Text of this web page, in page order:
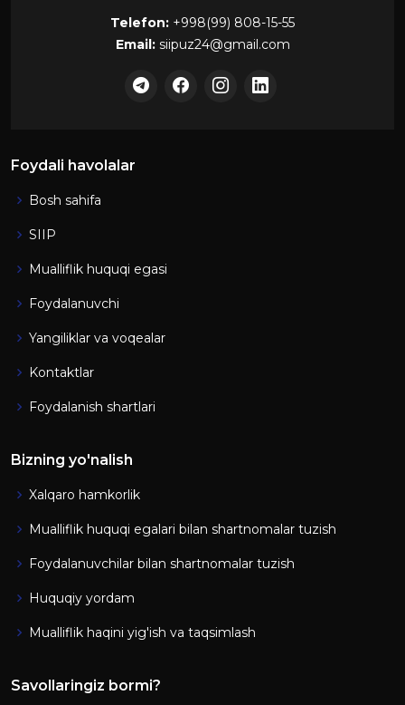
Telefon: +998(99) 808-15-55
Email:siipuz24@gmail.com
Foydali havolalar
Bosh sahifa
SIIP
Mualliflik huquqi egasi
Foydalanuvchi
Yangiliklar va voqealar
Kontaktlar
Foydalanish shartlari
Bizning yo'nalish
Xalqaro hamkorlik
Mualliflik huquqi egalari bilan shartnomalar tuzish
Foydalanuvchilar bilan shartnomalar tuzish
Huquqiy yordam
Mualliflik haqini yig'ish va taqsimlash
Savollaringiz bormi?